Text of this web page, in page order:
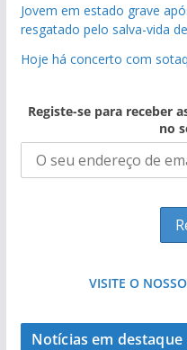
Jovem em estado grave
resgatado pelo salva-vida
Hoje há concerto com
Registe-se para receber
no
VISITE O
Notícias em destaque